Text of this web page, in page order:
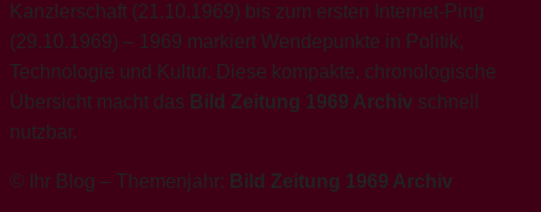
Kanzlerschaft (21.10.1969) bis zum ersten Internet-Ping
(29.10.1969) – 1969 markiert Wendepunkte in Politik,
Technologie und Kultur. Diese kompakte, chronologische
Übersicht macht das Bild Zeitung 1969 Archiv schnell
nutzbar.
© Ihr Blog – Themenjahr: Bild Zeitung 1969 Archiv